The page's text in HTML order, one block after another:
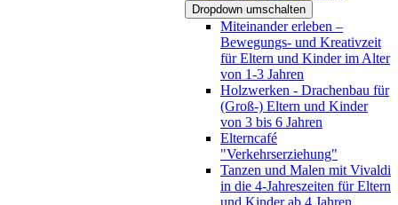
Dropdown umschalten
Miteinander erleben –
Bewegungs- und Kreativzeit
für Eltern und Kinder im Alter
von 1-3 Jahren
Holzwerken - Drachenbau für
(Groß-) Eltern und Kinder
von 3 bis 6 Jahren
Elterncafé
"Verkehrserziehung"
Tanzen und Malen mit Vivaldi
in die 4-Jahreszeiten für Eltern
und Kinder ab 4 Jahren